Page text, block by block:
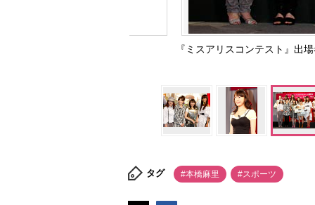
『ミスアリスコンテスト』出
タグ #本橋麻里 #スポーツ